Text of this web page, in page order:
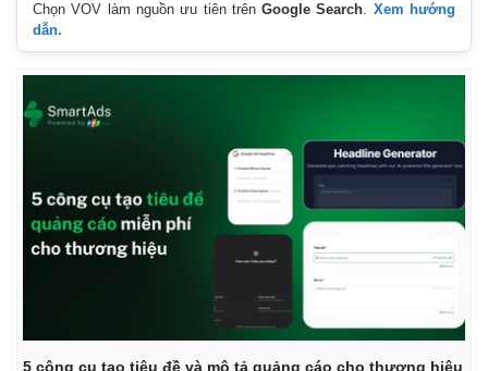
Chọn VOV làm nguồn ưu tiên trênGoogle Search. Xem hướng
dẫn.
5 công cụ tạo tiêu đề và mô tả quảng cáo cho thương hiệu